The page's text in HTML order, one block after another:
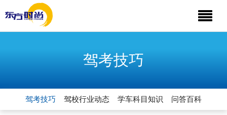
驾考技巧
驾考技巧 驾校行业动态 学车科目知识 问答百科